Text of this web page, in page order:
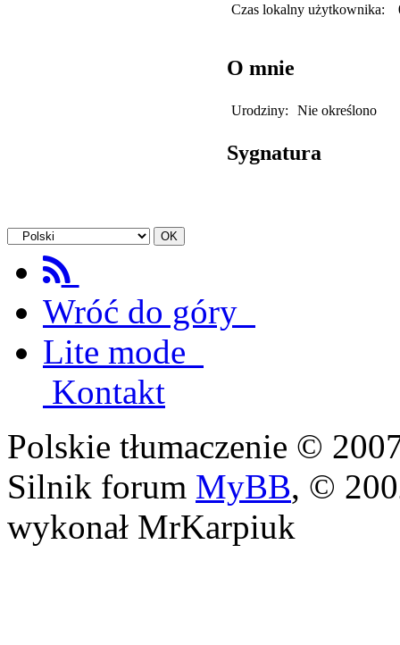
Czas lokalny użytkownika:
O mnie
Urodziny: Nie określono
Sygnatura
Wróć do góry
Lite mode
Kontakt
Polskie tłumaczenie ©
Silnik forum MyBB, ©
wykonał MrKarpiuk